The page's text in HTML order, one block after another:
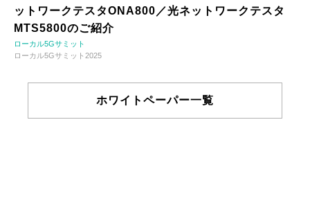
ットワークテスタONA800／光ネットワークテスタ
MTS5800のご紹介
ローカル5Gサミット
ローカル5Gサミット2025
ホワイトペーパー一覧